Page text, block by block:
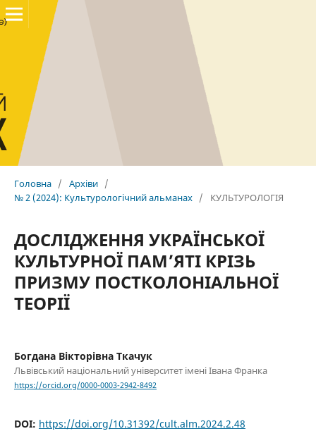
Головна / Архіви /
№ 2 (2024): Культурологічний альманах / КУЛЬТУРОЛОГІЯ
ДОСЛІДЖЕННЯ УКРАЇНСЬКОЇ
КУЛЬТУРНОЇ ПАМ’ЯТІ КРІЗЬ
ПРИЗМУ ПОСТКОЛОНІАЛЬНОЇ
ТЕОРІЇ
Богдана Вікторівна Ткачук
Львівський національний університет імені Івана Франка
https://orcid.org/0000-0003-2942-8492
DOI: https://doi.org/10.31392/cult.alm.2024.2.48